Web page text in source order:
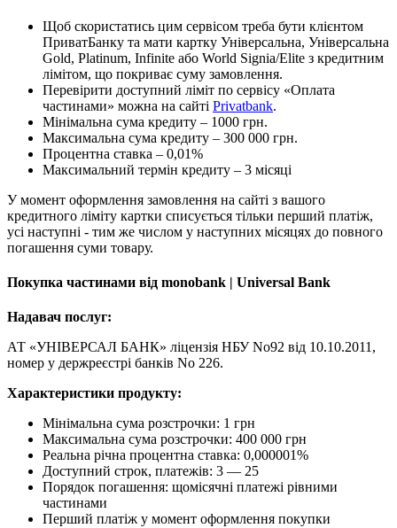
Щоб скористатись цим сервісом треба бути клієнтом
ПриватБанку та мати картку Універсальна, Універсальна
Gold, Platinum, Infinite або World Signia/Elite з кредитним
лімітом, що покриває суму замовлення.
Перевірити доступний ліміт по сервісу «Оплата
частинами» можна на сайті Privatbank.
Мінімальна сума кредиту – 1000 грн.
Максимальна сума кредиту – 300 000 грн.
Процентна ставка – 0,01%
Максимальний термін кредиту – 3 місяці
У момент оформлення замовлення на сайті з вашого
кредитного ліміту картки списується тільки перший платіж,
усі наступні - тим же числом у наступних місяцях до повного
погашення суми товару.
Покупка частинами від monobank | Universal Bank
Надавач послуг:
АТ «УНІВЕРСАЛ БАНК» ліцензія НБУ No92 від 10.10.2011,
номер у держреєстрі банків No 226.
Характеристики продукту:
Мінімальна сума розстрочки: 1 грн
Максимальна сума розстрочки: 400 000 грн
Реальна річна процентна ставка: 0,000001%
Доступний строк, платежів: 3 — 25
Порядок погашення: щомісячні платежі рівними
частинами
Перший платіж у момент оформлення покупки